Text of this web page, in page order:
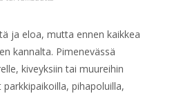
ja eloa, mutta ennen kaikkea
kannalta. Pimenevässä
kiveyksiin tai muureihin
pihapoluilla,